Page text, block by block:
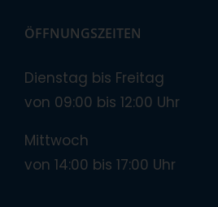
ÖFFNUNGSZEITEN
Dienstag bis Freitag
von 09:00 bis 12:00 Uhr
Mittwoch
von 14:00 bis 17:00 Uhr